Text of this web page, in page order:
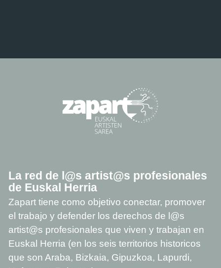
La red de l@s artist@s profesionales
de Euskal Herria
Zapart tiene como objetivo conectar, promover
el trabajo y defender los derechos de l@s
artist@s profesionales que viven y trabajan en
Euskal Herria (en los seis territorios historicos
que son Araba, Bizkaia, Gipuzkoa, Lapurdi,